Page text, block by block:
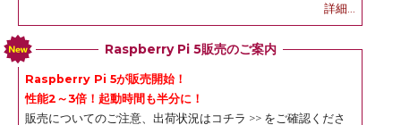
詳細...
Raspberry Pi 5販売のご案内
Raspberry Pi 5が販売開始！
性能2～3倍！起動時間も半分に！
販売についてのご注意、出荷状況は コチラ >> をご確認くださ